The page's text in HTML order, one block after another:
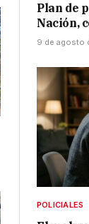
Plan de
Nación,
9 de agosto
POLICIALES